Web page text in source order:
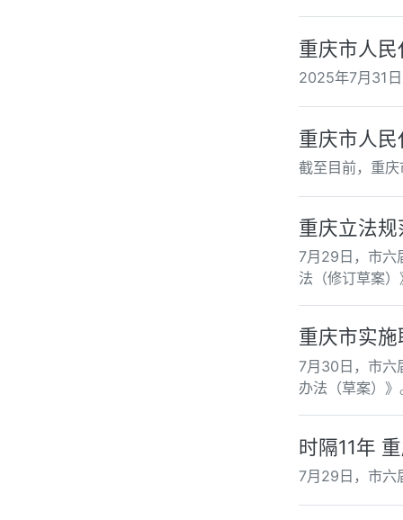
重庆市人
2025年7月31
重庆市人
截至目前，重
重庆立法
7月29日，市六
法（修订草案
重庆市实
7月30日，市六
办法（草案）》
时隔11年
7月29日，市六